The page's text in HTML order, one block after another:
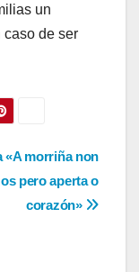
un
de ser
«A morriña non
pero aperta o
corazón»